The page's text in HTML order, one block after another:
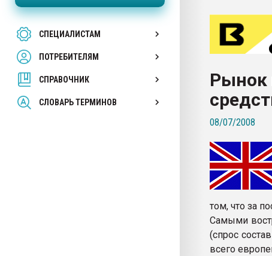
СПЕЦИАЛИСТАМ
ПОТРЕБИТЕЛЯМ
СПРАВОЧНИК
СЛОВАРЬ ТЕРМИНОВ
28.07.2026
первый план в
пластмасс
ситуацией на
Всё, что касается
бутылок
ПЕРЕЙТИ НА
Рынок
08/07/2008
том, что за
Самыми
(спрос
всего